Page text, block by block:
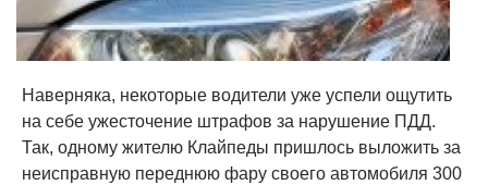
Наверняка, некоторые водители уже успели ощутить
на себе ужесточение штрафов за нарушение ПДД.
Так, одному жителю Клайпеды пришлось выложить за
неисправную переднюю фару своего автомобиля 300